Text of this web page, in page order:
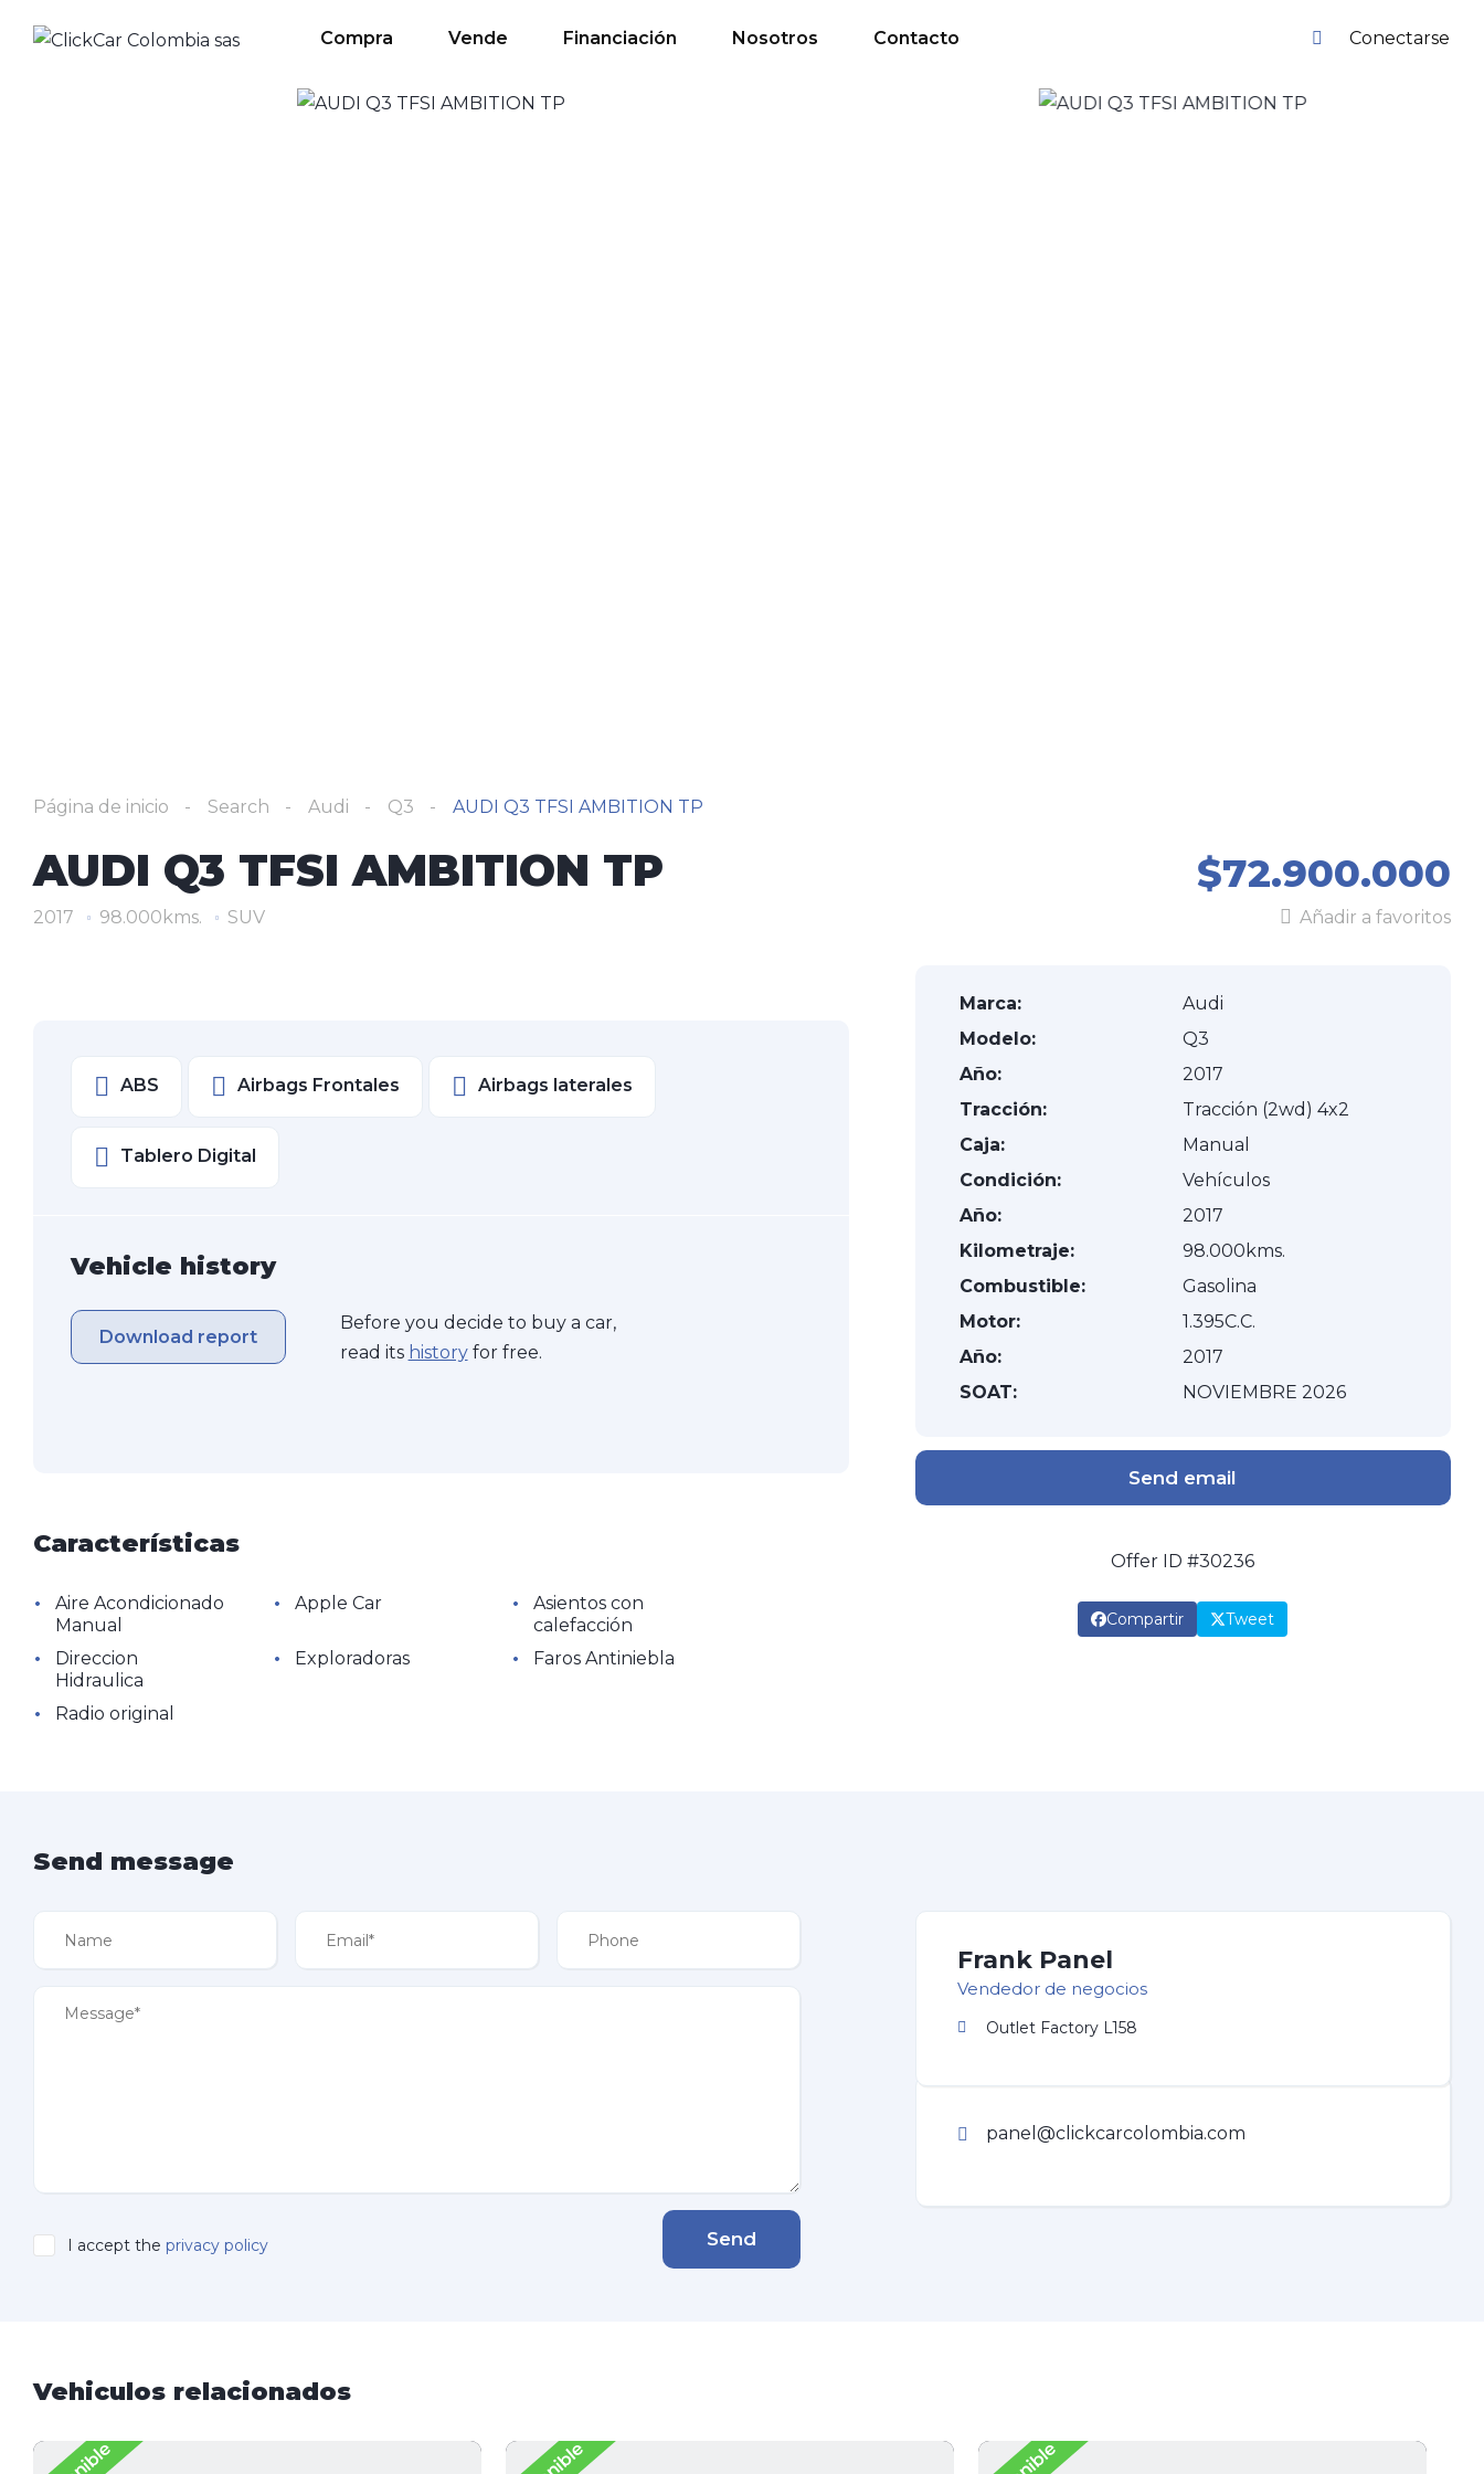
Compra Vende Financiación Nosotros Contacto Conectarse
Página de inicio Search Audi Q3 AUDI Q3 TFSI AMBITION TP
AUDI Q3 TFSI AMBITION TP
2017 98.000kms. SUV
$72.900.000
Añadir a favoritos
ABS Airbags Frontales Airbags laterales
Tablero Digital
Vehicle history
Download report
Before you decide to buy a car,
read its historyfor free.
Características
•
Aire Acondicionado
Manual
• Apple Car •
Asientos con
calefacción
•
Direccion
Hidraulica
• Exploradoras • Faros Antiniebla
• Radio original
Marca:
Audi
Modelo:
Q3
Año:
2017
Tracción:
Tracción (2wd) 4x2
Caja:
Manual
Condición:
Vehículos
Año:
2017
Kilometraje:
98.000kms.
Combustible:
Gasolina
Motor:
1.395C.C.
Año:
2017
SOAT:
NOVIEMBRE 2026
Send email
Offer ID #30236
Compartir Tweet
Send message
I accept the privacy policy Send
Frank Panel
Vendedor de negocios
Outlet Factory L158
panel@clickcarcolombia.com
Vehiculos relacionados